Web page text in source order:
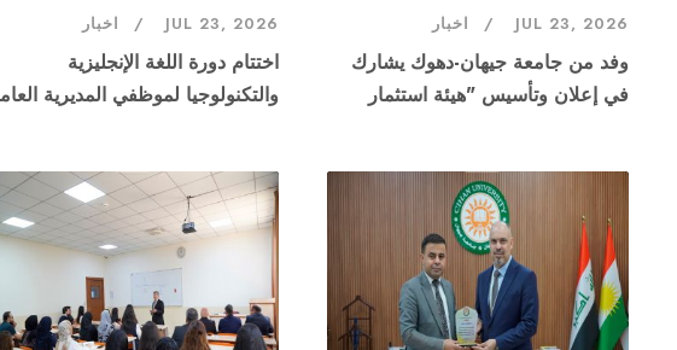
JUL 23, 2026 اخبار
وفد من جامعة جيهان-دهوك يشارك
في إعلان وتأسيس "هيئة استثمار
JUL 23, 2026 اخبار
اختتام دورة اللغة الإنجليزية
والتكنولوجيا لموظفي المديرية